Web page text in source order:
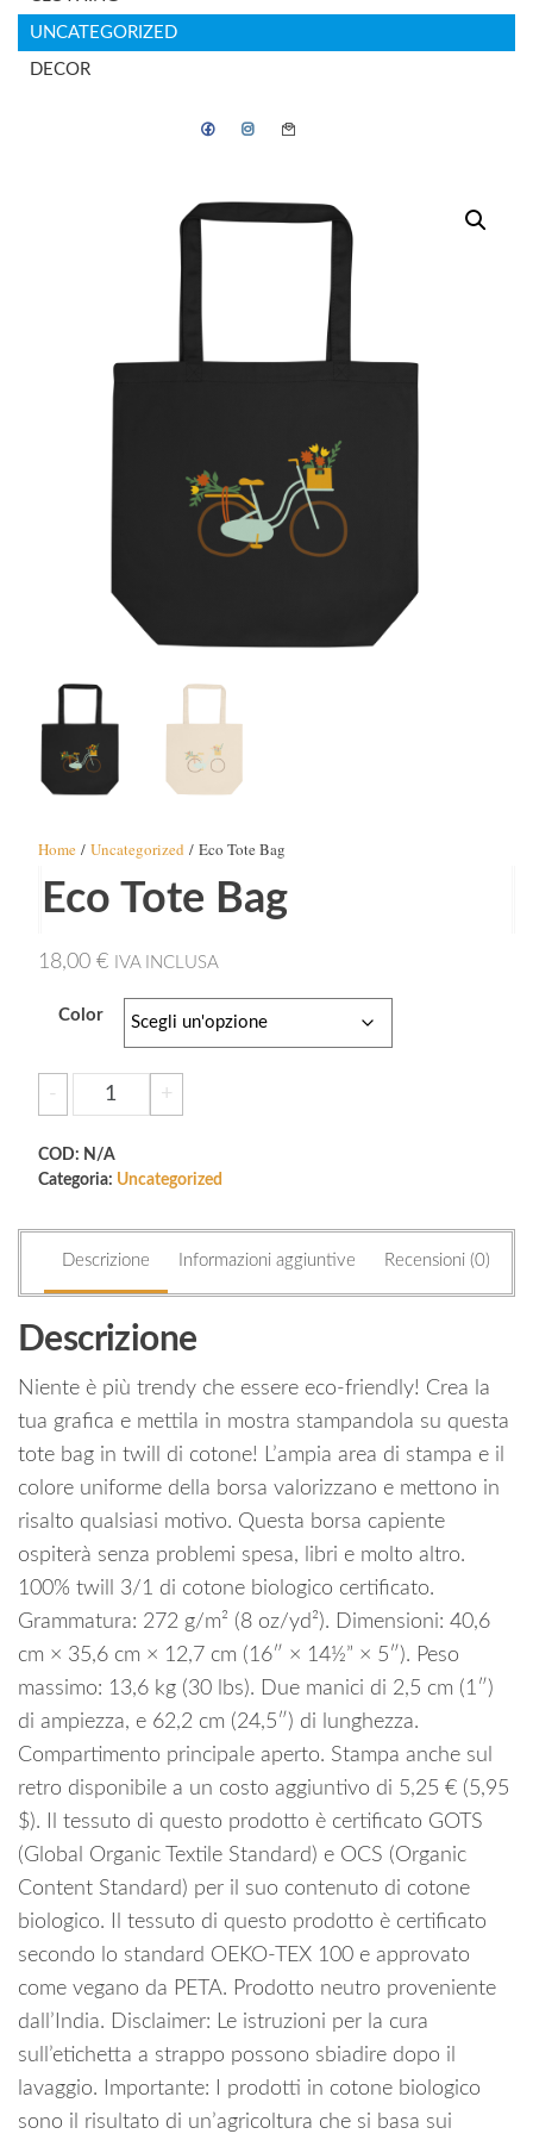
UNCATEGORIZED
DECOR
Home/ Uncategorized / Eco Tote Bag
Eco Tote Bag
18,00 € IVA INCLUSA
Color
-
Tote
Bag
quantità
+
COD: N/A
Categoria: Uncategorized
Descrizione Informazioni aggiuntive Recensioni (0)
Descrizione
Niente è più trendy che essere eco-friendly! Crea la
tua grafica e mettila in mostra stampandola su questa
tote bag in twill di cotone! L’ampia area di stampa e il
colore uniforme della borsa valorizzano e mettono in
risalto qualsiasi motivo. Questa borsa capiente
ospiterà senza problemi spesa, libri e molto altro.
100% twill 3/1 di cotone biologico certificato.
Grammatura: 272 g/m² (8 oz/yd²). Dimensioni: 40,6
cm × 35,6 cm × 12,7 cm (16″ × 14½” × 5″). Peso
massimo: 13,6 kg (30 lbs). Due manici di 2,5 cm (1″)
di ampiezza, e 62,2 cm (24,5″) di lunghezza.
Compartimento principale aperto. Stampa anche sul
retro disponibile a un costo aggiuntivo di 5,25 € (5,95
$). Il tessuto di questo prodotto è certificato GOTS
(Global Organic Textile Standard) e OCS (Organic
Content Standard) per il suo contenuto di cotone
biologico. Il tessuto di questo prodotto è certificato
secondo lo standard OEKO-TEX 100 e approvato
come vegano da PETA. Prodotto neutro proveniente
dall’India. Disclaimer: Le istruzioni per la cura
sull’etichetta a strappo possono sbiadire dopo il
lavaggio. Importante: I prodotti in cotone biologico
sono il risultato di un’agricoltura che si basa sui